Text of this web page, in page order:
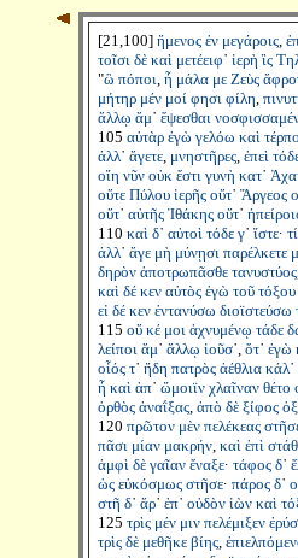
[21,100] ἥμενος ἐν μεγάροις,
τοῖσι δὲ καὶ μετέειφ᾽ ἱερὴ ἲς
"ὢ πόποι, ἦ μάλα με Ζεὺς
μήτηρ μέν μοί φησι φίλη,
ἄλλῳ ἅμ᾽ ἕψεσθαι
105 αὐτὰρ ἐγὼ γελόω καὶ
ἀλλ᾽ ἄγετε, μνηστῆρες, ἐπεὶ
οἵη νῦν οὐκ ἔστι γυνὴ κατ᾽
οὔτε Πύλου ἱερῆς οὔτ᾽ Ἄργεος
οὔτ᾽ αὐτῆς Ἰθάκης οὔτ᾽
110 καὶ δ᾽ αὐτοὶ τόδε γ᾽ ἴστε· τί
ἀλλ᾽ ἄγε μὴ μύνῃσι παρέλκετε
δηρὸν ἀποτρωπᾶσθε τανυστύος
καὶ δέ κεν αὐτὸς ἐγὼ τοῦ τόξου
εἰ δέ κεν ἐντανύσω διοϊστεύσω
115 οὔ κέ μοι ἀχνυμένῳ τάδε
λείποι ἅμ᾽ ἄλλῳ ἰοῦσ᾽, ὅτ᾽ ἐγὼ
οἷός τ᾽ ἤδη πατρὸς ἀέθλια κάλ᾽
ἦ καὶ ἀπ᾽ ὤμοιϊν χλαῖναν θέτο
ὀρθὸς ἀναΐξας, ἀπὸ δὲ ξίφος
120 πρῶτον μὲν πελέκεας
πᾶσι μίαν μακρήν, καὶ ἐπὶ
ἀμφὶ δὲ γαῖαν ἔναξε· τάφος δ᾽
ὡς εὐκόσμως στῆσε· πάρος δ᾽
στῆ δ᾽ ἄρ᾽ ἐπ᾽ οὐδὸν ἰὼν καὶ
125 τρὶς μέν μιν πελέμιξεν
τρὶς δὲ μεθῆκε βίης,